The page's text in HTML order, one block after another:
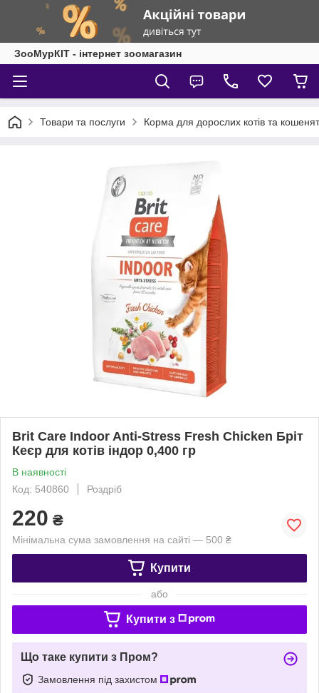
ЗооМурКІТ - інтернет зоомагазин
Товари та послуги Корма для дорослих котів та кошенят
Brit Care Indoor Anti-Stress Fresh Chicken Бріт
Кеєр для котів індор 0,400 гр
В наявності
Код: 540860
Роздріб
220 ₴
Мінімальна сума замовлення на сайті — 500 ₴
Купити
або
Купити з
Що таке купити з Пром?
Замовлення під захистом